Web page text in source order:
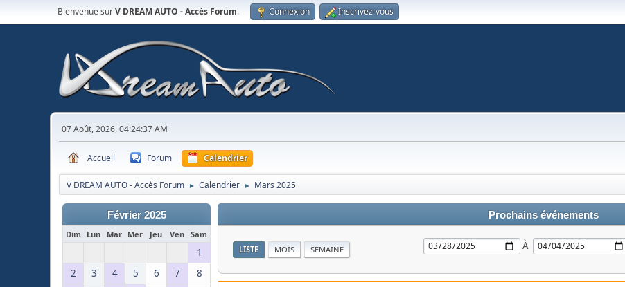
Bienvenue surV DREAM AUTO - Accès Forum. Connexion Inscrivez-vous
07 Août, 2026, 04:24:37 AM
Accueil Forum Calendrier
V DREAM AUTO - Accès Forum ► Calendrier ► Mars 2025
Février 2025
Dim Lun Mar Mer Jeu Ven Sam
1
2
3 4 5 6 7
8
Prochains événements
LISTE MOIS SEMAINE À